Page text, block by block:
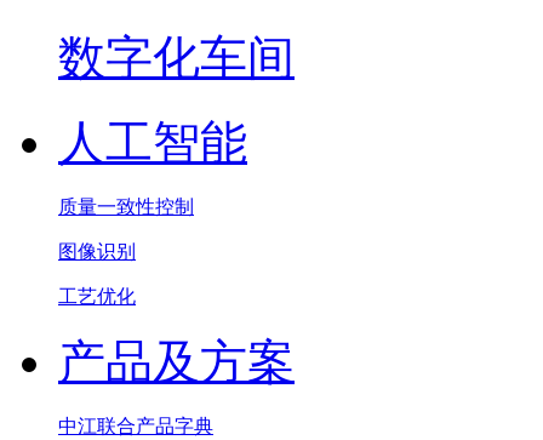
数字化车间
人工智能
质量一致性控制
图像识别
工艺优化
产品及方案
中江联合产品字典